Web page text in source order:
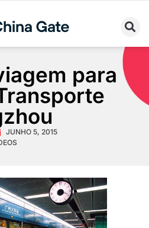
para
JUNHO 5, 2015